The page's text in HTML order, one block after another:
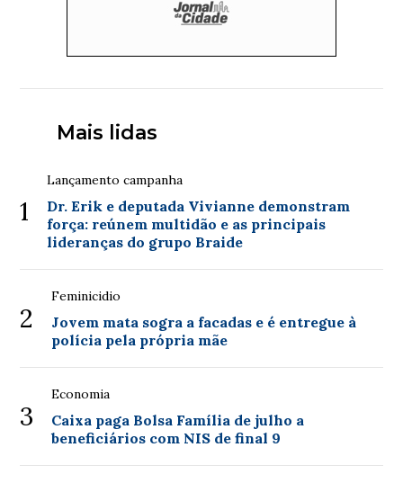
Mais lidas
1
Lançamento campanha
Dr. Erik e deputada Vivianne demonstram
força: reúnem multidão e as principais
lideranças do grupo Braide
2
Feminicidio
Jovem mata sogra a facadas e é entregue à
polícia pela própria mãe
3
Economia
Caixa paga Bolsa Família de julho a
beneficiários com NIS de final 9